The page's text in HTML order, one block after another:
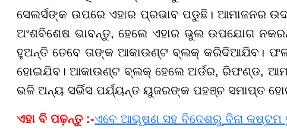
ସେଲର୍ସଙ୍କ ଉପରେ ଏହାର ପ୍ରଭାବ ପଡୁଛି। ଆମାଜନର
ଅଂଶବିଶେଷ ଭାବନ୍ତୁ, ହେଲେ ଏହାର ଭୁଲ ଉପଯୋଗ
ହୁଅନ୍ତି ତେବେ ତାଙ୍କ ଆକାଉଣ୍ଟ ବ୍ଲକ୍ କରିଦିଆଯିବ।
ହୋଇଯିବ। ଆକାଉଣ୍ଟ ବ୍ଲକ୍ ହେଲେ ଅର୍ଡର, ରିଫଣ୍ଡ,
ଭଳି ଅନ୍ୟ ସର୍ଭିସ ପର୍ଯ୍ୟନ୍ତ ୟୁଜରଙ୍କ ପହଞ୍ଚ ସମାପ୍ତ
ଏହା ବି ପଢ଼ନ୍ତୁ :-ଏବେ ଆଭୂଷଣ ସହ ବିଦେଶରୁ ବିନା